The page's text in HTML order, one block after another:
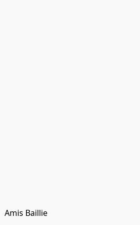
Amis Baillie